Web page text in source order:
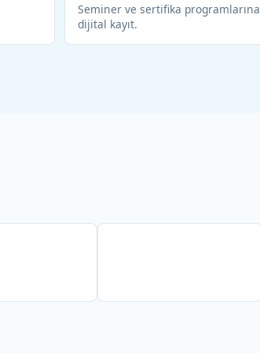
Seminer ve sertifika programlarına
dijital kayıt.